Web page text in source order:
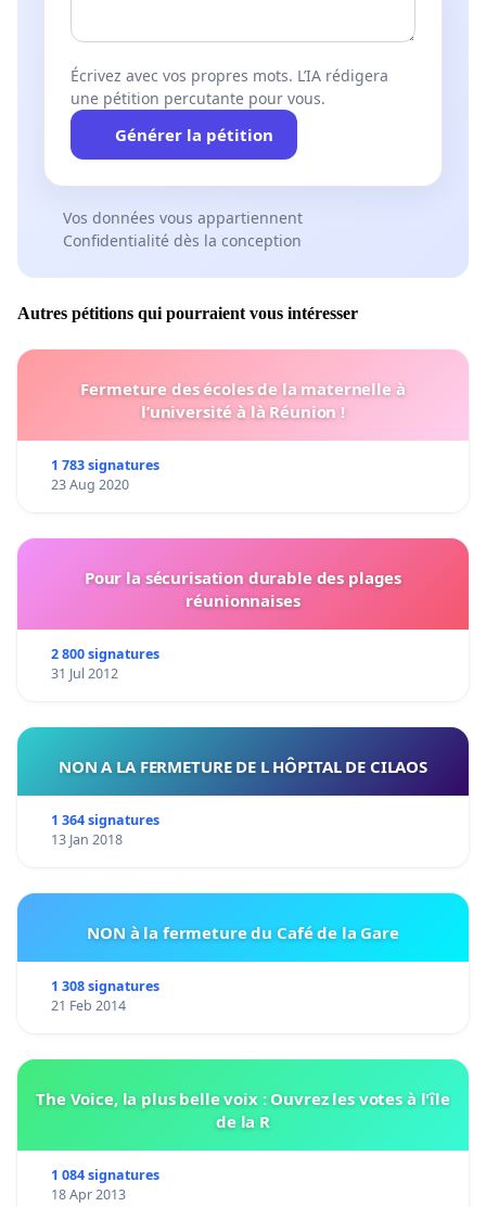
Écrivez avec vos propres mots. L’IA rédigera
une pétition percutante pour vous.
Générer la pétition
Vos données vous appartiennent
Confidentialité dès la conception
Autres pétitions qui pourraient vous intéresser
Fermeture des écoles de la maternelle à
l’université à là Réunion !
1 783 signatures
23 Aug 2020
Pour la sécurisation durable des plages
réunionnaises
2 800 signatures
31 Jul 2012
NON A LA FERMETURE DE L HÔPITAL DE CILAOS
1 364 signatures
13 Jan 2018
NON à la fermeture du Café de la Gare
1 308 signatures
21 Feb 2014
The Voice, la plus belle voix : Ouvrez les votes à l'île
de la R
1 084 signatures
18 Apr 2013